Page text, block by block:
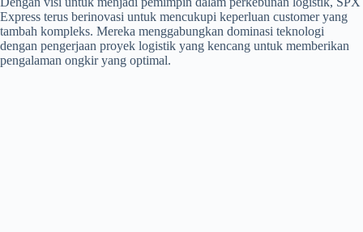
Express terus berinovasi untuk mencukupi keperluan customer yang
tambah kompleks. Mereka menggabungkan dominasi teknologi
dengan pengerjaan proyek logistik yang kencang untuk memberikan
pengalaman ongkir yang optimal.